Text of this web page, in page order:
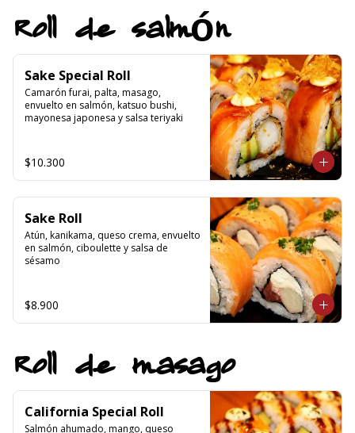
Roll de salmón
Sake Special Roll
Camarón furai, palta, masago,
envuelto en salmón, katsuo bushi,
mayonesa japonesa y salsa teriyaki
$10.300
Sake Roll
Atún, kanikama, queso crema, envuelto
en salmón, ciboulette y salsa de
sésamo
$8.900
Roll de masago
California Special Roll
Salmón ahumado, mango, queso